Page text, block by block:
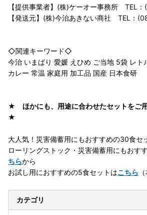
【提供事業者】(株)ケーオー事務所 TEL
【発送元】(株)今治あきない商社 TEL：
◇関連キーワード◇
今治 いまばり 愛媛 えひめ ご当地 5袋 レト
カレー 常温 家庭用 加工品 国産 日本食研
★ ほかにも、用途に合わせたセットをご
★
大人気！災害備蓄用にもおすすめの30食セ
ローリングストック・災害備蓄用にもおす
ちらから
お試し用におすすめの5食セットはこちら
カテゴリ